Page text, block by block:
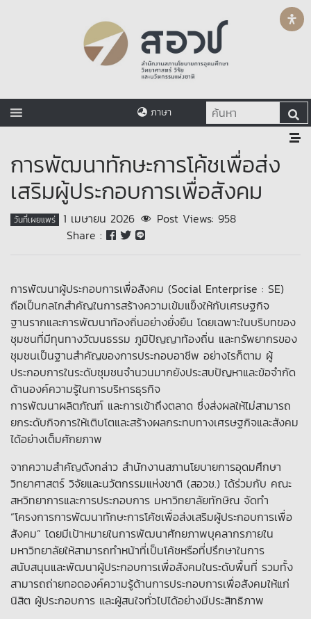
ภาษา
การพัฒนาทักษะการโค้ชเพื่อส่ง
เสริมผู้ประกอบการเพื่อสังคม
วันที่เผยแพร่ 1 เมษายน 2026 Post Views: 958
Share :
การพัฒนาผู้ประกอบการเพื่อสังคม (Social Enterprise : SE)
ถือเป็นกลไกสำคัญในการสร้างความเข้มแข็งให้กับเศรษฐกิจ
ฐานรากและการพัฒนาท้องถิ่นอย่างยั่งยืน โดยเฉพาะในบริบทของ
ชุมชนที่มีทุนทางวัฒนธรรม ภูมิปัญญาท้องถิ่น และทรัพยากรของ
ชุมชนเป็นฐานสำคัญของการประกอบอาชีพ อย่างไรก็ตาม ผู้
ประกอบการในระดับชุมชนจำนวนมากยังประสบปัญหาและข้อจำกัด
ด้านองค์ความรู้ในการบริหารธุรกิจ
การพัฒนาผลิตภัณฑ์ และการเข้าถึงตลาด ซึ่งส่งผลให้ไม่สามารถ
ยกระดับกิจการให้เติบโตและสร้างผลกระทบทางเศรษฐกิจและสังคม
ได้อย่างเต็มศักยภาพ
จากความสำคัญดังกล่าว สำนักงานสภานโยบายการอุดมศึกษา
วิทยาศาสตร์ วิจัยและนวัตกรรมแห่งชาติ (สอวช.) ได้ร่วมกับ คณะ
สหวิทยาการและการประกอบการ มหาวิทยาลัยทักษิณ จัดทำ
“โครงการการพัฒนาทักษะการโค้ชเพื่อส่งเสริมผู้ประกอบการเพื่อ
สังคม” โดยมีเป้าหมายในการพัฒนาศักยภาพบุคลากรภายใน
มหาวิทยาลัยให้สามารถทำหน้าที่เป็นโค้ชหรือที่ปรึกษาในการ
สนับสนุนและพัฒนาผู้ประกอบการเพื่อสังคมในระดับพื้นที่ รวมทั้ง
สามารถถ่ายทอดองค์ความรู้ด้านการประกอบการเพื่อสังคมให้แก่
นิสิต ผู้ประกอบการ และผู้สนใจทั่วไปได้อย่างมีประสิทธิภาพ